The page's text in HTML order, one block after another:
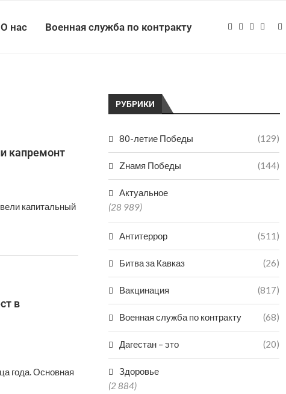
О нас Военная служба по контракту
капремонт
капитальный
в
года. Основная
РУБРИКИ
80-летие Победы (129)
Zнамя Победы (144)
Актуальное
(28 989)
Антитеррор (511)
Битва за Кавказ (26)
Вакцинация (817)
Военная служба по контракту (68)
Дагестан – это (20)
Здоровье
(2 884)